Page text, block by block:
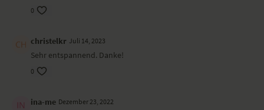
0
christelkr Juli 14, 2023
Sehr entspannend. Danke!
0
ina-me Dezember 23, 2022